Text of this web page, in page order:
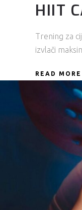
HIIT
Trening za
izvlači
READ MORE